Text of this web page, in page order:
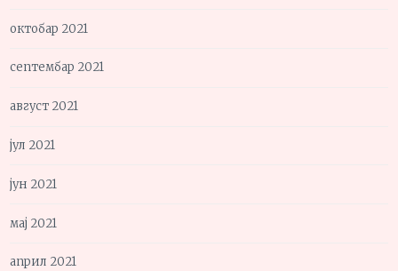
октобар 2021
септембар 2021
август 2021
јул 2021
јун 2021
мај 2021
април 2021